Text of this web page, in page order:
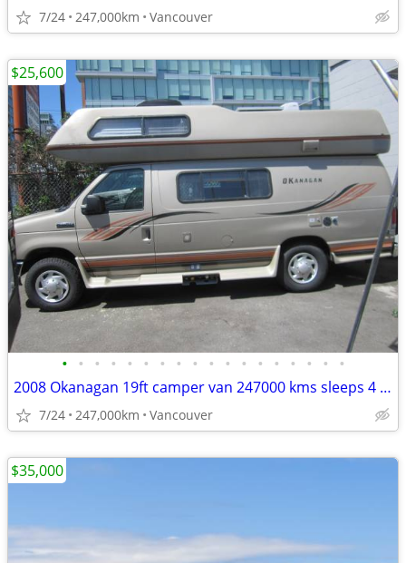
7/24 247,000km Vancouver
• • • • • • • • • • • • • • • • • •
2008 Okanagan 19ft camper van 247000 kms sleeps 4 great shape
7/24 247,000km Vancouver
$25,600
$35,000